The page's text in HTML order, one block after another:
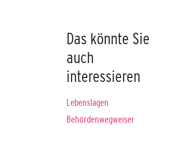
Das könnte Sie
auch
interessieren
Lebenslagen
Behördenwegweiser